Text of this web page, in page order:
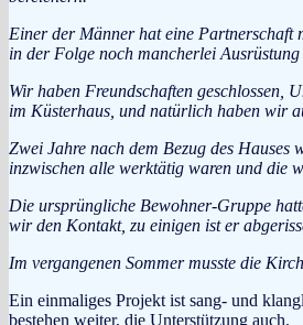
Einer der Männer hat eine Partnerschaft
in der Folge noch mancherlei
Wir haben Freundschaften geschlossen,
im Küsterhaus, und natürlich haben wir
Zwei Jahre nach dem Bezug des
inzwischen alle werktätig waren und die
Die ursprüngliche Bewohner-Gruppe
wir den Kontakt, zu einigen ist er
Im vergangenen Sommer musste die
Ein einmaliges Projekt ist sang- und
bestehen weiter, die Unterstützung auch.